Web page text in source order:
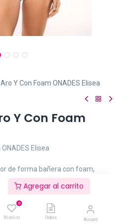
Agregar al carrito
0
Wishlist Orders Account
Y Con Foam ONADES Elisea
Y Con Foam
Elisea
de forma bañera con foam,
natural y soporte cómodo.
el pecho mientras resalta
todas las miradas bajo el